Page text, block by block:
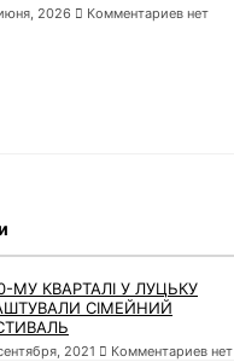
2026 Комментариев нет
МУ КВАРТАЛІ У ЛУЦЬКУ
СІМЕЙНИЙ
2021 Комментариев нет